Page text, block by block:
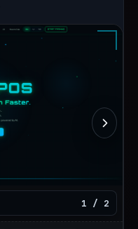
1 / 2